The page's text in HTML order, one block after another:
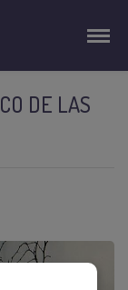
DE LAS